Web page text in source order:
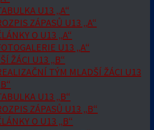
U13 „A“
ZÁPASŮ U13 „A“
O U13 „A“
U13 „A“
ŽÁCI U13 „B“
TÝM MLADŠÍ ŽÁCI U13
U13 „B“
ZÁPASŮ U13 „B“
O U13 „B“